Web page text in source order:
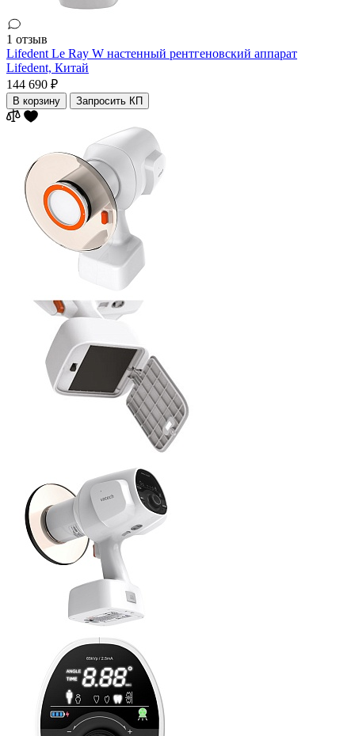
1 отзыв
Lifedent Le Ray W настенный рентгеновский аппарат
Lifedent, Китай
144 690 ₽
В корзину Запросить КП